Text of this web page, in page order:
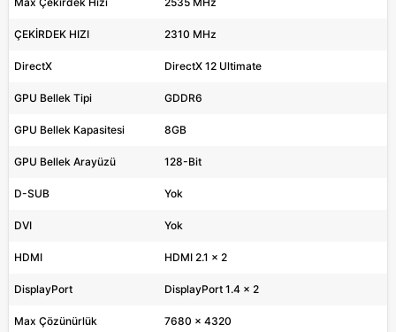
ÇEKİRDEK HIZI 2310 MHz
DirectX DirectX 12 Ultimate
GPU Bellek Tipi GDDR6
GPU Bellek Kapasitesi 8GB
GPU Bellek Arayüzü 128-Bit
D-SUB Yok
DVI Yok
HDMI HDMI 2.1 x 2
DisplayPort DisplayPort 1.4 x 2
Max Çözünürlük 7680 x 4320